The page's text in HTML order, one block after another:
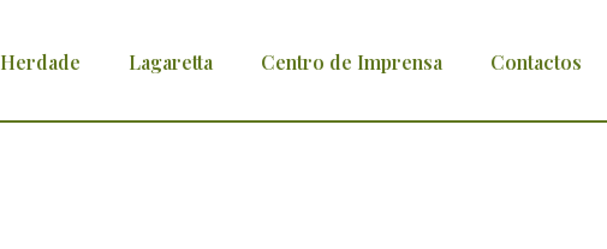
Herdade Lagaretta Centro de Imprensa Contactos